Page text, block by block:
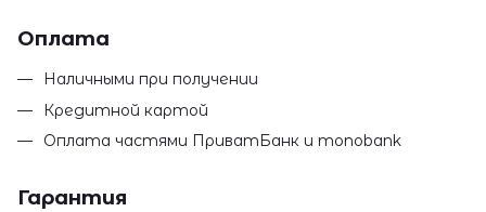
Оплата
Наличными при получении
Кредитной картой
Оплата частями ПриватБанк и monobank
Гарантия